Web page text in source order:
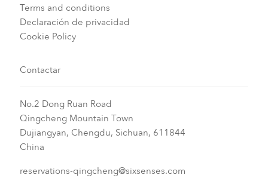
Terms and conditions
Declaración de privacidad
Cookie Policy
Contactar
No.2 Dong Ruan Road
Qingcheng Mountain Town
Dujiangyan, Chengdu, Sichuan, 611844
China
reservations-qingcheng@sixsenses.com